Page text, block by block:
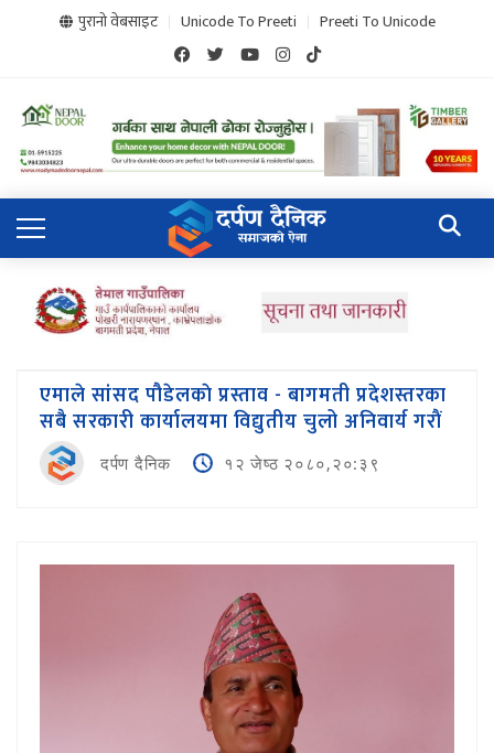
पुरानो वेबसाइट Unicode To Preeti Preeti To Unicode
एमाले सांसद पौडेलकाे प्रस्ताव - बागमती प्रदेशस्तरका
सबै सरकारी कार्यालयमा विद्युतीय चुलो अनिवार्य गराैं
दर्पण दैनिक १२ जेष्ठ २०८०,२०:३९